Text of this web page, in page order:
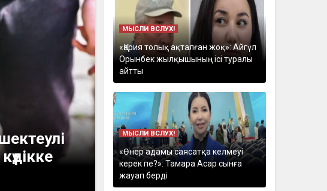
МЫСЛИ ВСЛУХ!
«Қария толық ақталған жоқ»: Айгүл
Орынбек жылқышының ісі туралы
айтты
МЫСЛИ ВСЛУХ!
«Өнер адамы саясатқа келмеуі
керек пе?»: Тамара Асар сынға
жауап берді